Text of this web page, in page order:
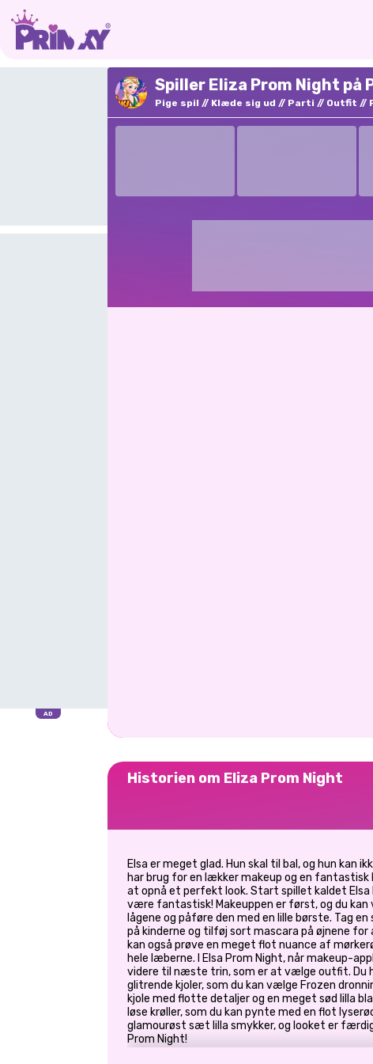
Spiller Eliza Prom Night på
Pige spil Klæde sig ud Parti Outfit
Historien om Eliza Prom Night
Elsa er meget glad. Hun skal til bal, og hun kan
har brug for en lækker makeup og en fantastisk
at opnå et perfekt look. Start spillet kaldet
være fantastisk! Makeuppen er først, og du kan
lågene og påføre den med en lille børste. Tag
på kinderne og tilføj sort mascara på øjnene for
kan også prøve en meget flot nuance af
hele læberne. I Elsa Prom Night, når makeup-
videre til næste trin, som er at vælge outfit. Du
glitrende kjoler, som du kan vælge Frozen
kjole med flotte detaljer og en meget sød lilla
løse krøller, som du kan pynte med en flot
glamourøst sæt lilla smykker, og looket er
Prom Night!